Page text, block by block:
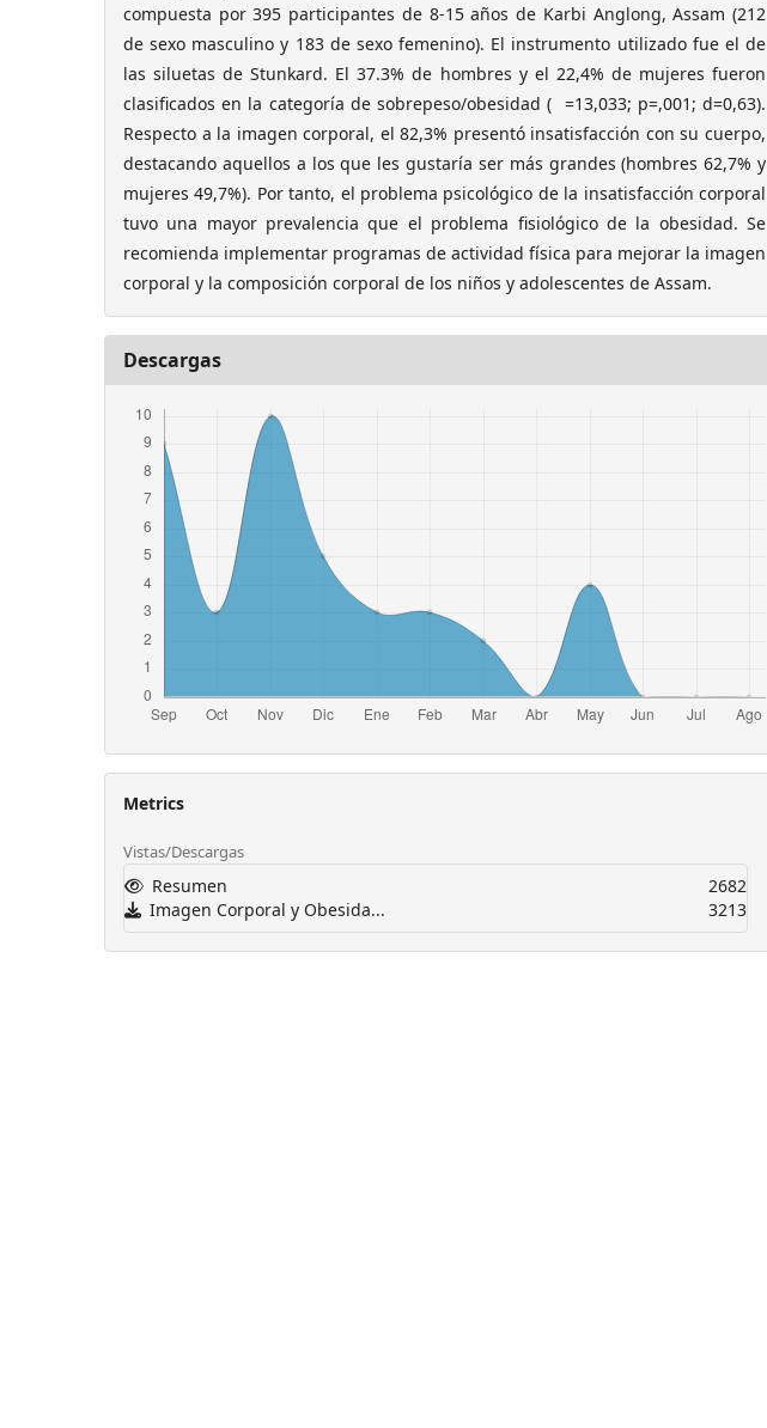
compuesta por 395 participantes de 8-15 años de Karbi Anglong, Assam (212
de sexo masculino y 183 de sexo femenino). El instrumento utilizado fue el de
las siluetas de Stunkard. El 37.3% de hombres y el 22,4% de mujeres fueron
clasificados en la categoría de sobrepeso/obesidad ( =13,033; p=,001; d=0,63).
Respecto a la imagen corporal, el 82,3% presentó insatisfacción con su cuerpo,
destacando aquellos a los que les gustaría ser más grandes (hombres 62,7% y
mujeres 49,7%). Por tanto, el problema psicológico de la insatisfacción corporal
tuvo una mayor prevalencia que el problema fisiológico de la obesidad. Se
recomienda implementar programas de actividad física para mejorar la imagen
corporal y la composición corporal de los niños y adolescentes de Assam.
Descargas
Metrics
Vistas/Descargas
Resumen
2682
Imagen Corporal y Obesida...
3213